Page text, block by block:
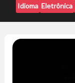
Idioma Eletrônica